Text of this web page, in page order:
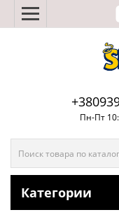
Пн-Пт
Категории